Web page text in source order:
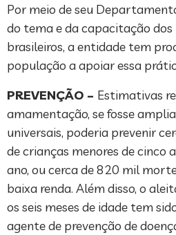
Por meio de seu
do tema e da capacitação
brasileiros, a entidade tem
população a apoiar essa
PREVENÇÃO – Estimativas
amamentação, se fosse
universais, poderia prevenir
de crianças menores de cinco
ano, ou cerca de 820 mil
baixa renda. Além disso, o
os seis meses de idade tem
agente de prevenção de